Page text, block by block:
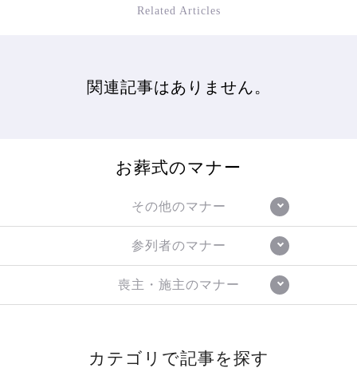
Related Articles
関連記事はありません。
お葬式のマナー
その他のマナー
参列者のマナー
喪主・施主のマナー
カテゴリで記事を探す